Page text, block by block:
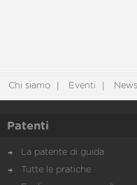
Chi siamo Eventi
Patenti
La patente di guida
Tutte le pratiche